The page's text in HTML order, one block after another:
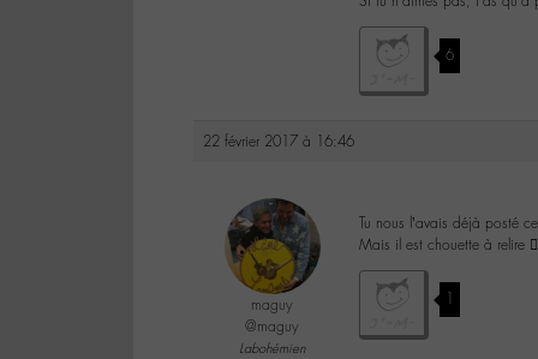
6
22 février 2017 à 16:46
maguy
@maguy
Labohémien
Tu nous l’avais déjà posté
Mais il est chouette à relire
1